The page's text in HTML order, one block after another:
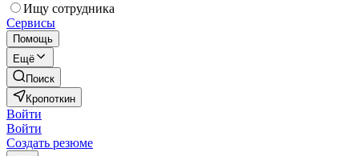
Ищу сотрудника
Сервисы
Помощь
Ещё
Поиск
Кропоткин
Войти
Войти
Создать резюме